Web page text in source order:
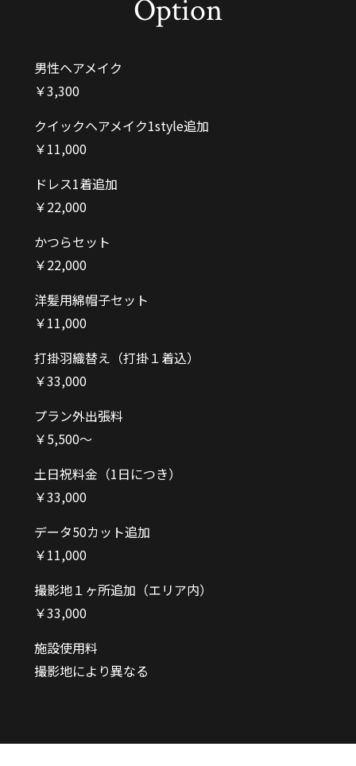
Option
男性ヘアメイク
￥3,300
クイックヘアメイク1style追加
￥11,000
ドレス1着追加
￥22,000
かつらセット
￥22,000
洋髪用綿帽子セット
￥11,000
打掛羽織替え（打掛１着込）
￥33,000
プラン外出張料
￥5,500〜
土日祝料金（1日につき）
￥33,000
データ50カット追加
￥11,000
撮影地１ヶ所追加（エリア内）
￥33,000
施設使用料
撮影地により異なる